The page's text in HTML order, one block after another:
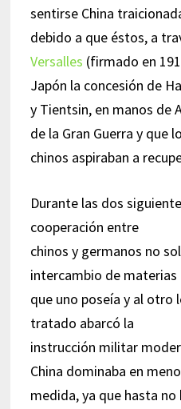
sentirse China
debido a que éstos, a
Versalles (firmado en
Japón la concesión de
y Tientsin, en manos de
de la Gran Guerra y que
chinos aspiraban a
Durante las dos
cooperación entre
chinos y germanos no
intercambio de materias
que uno poseía y al otro
tratado abarcó la
instrucción militar
China dominaba en
medida, ya que hasta